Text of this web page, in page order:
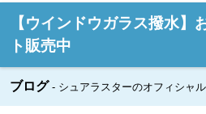
【ウインドウガラス撥水】
ト販売中
ブログ シュアラスターのオフィシャ